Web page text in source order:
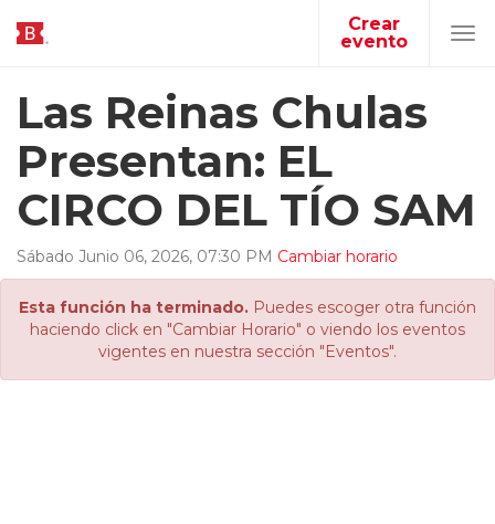
Crear
evento
Las Reinas Chulas
Presentan: EL
CIRCO DEL TÍO SAM
Sábado Junio 06, 2026, 07:30 PM Cambiar horario
Esta función ha terminado. Puedes escoger otra función
haciendo click en "Cambiar Horario" o viendo los eventos
vigentes en nuestra sección "Eventos".